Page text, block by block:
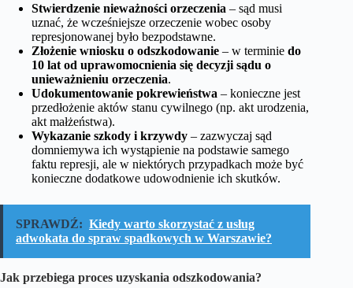
Stwierdzenie nieważności orzeczenia – sąd musi
uznać, że wcześniejsze orzeczenie wobec osoby
represjonowanej było bezpodstawne.
Złożenie wniosku o odszkodowanie – w terminie do
10 lat od uprawomocnienia się decyzji sądu o
unieważnieniu orzeczenia.
Udokumentowanie pokrewieństwa – konieczne jest
przedłożenie aktów stanu cywilnego (np. akt urodzenia,
akt małżeństwa).
Wykazanie szkody i krzywdy – zazwyczaj sąd
domniemywa ich wystąpienie na podstawie samego
faktu represji, ale w niektórych przypadkach może być
konieczne dodatkowe udowodnienie ich skutków.
SPRAWDŹ: Kiedy warto skorzystać z usług
adwokata do spraw spadkowych w Warszawie?
Jak przebiega proces uzyskania odszkodowania?